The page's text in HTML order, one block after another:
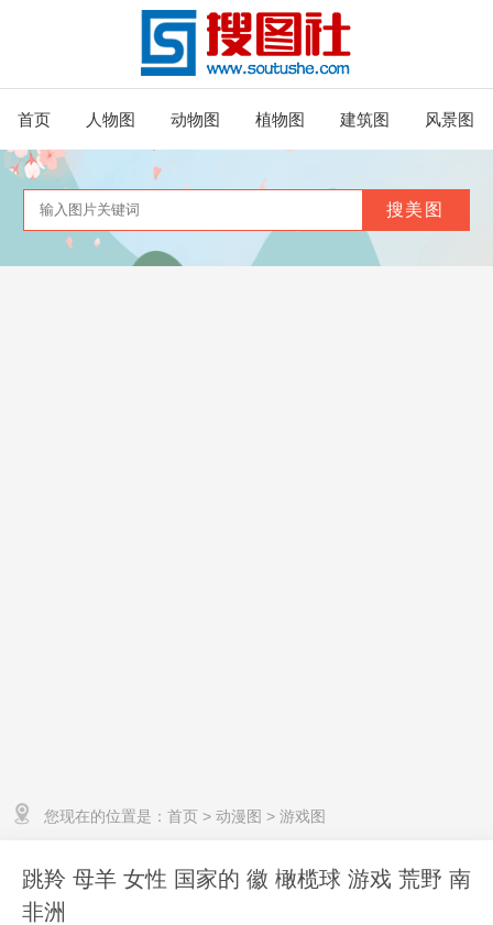
首页 人物图 动物图 植物图 建筑图 风景图
您现在的位置是： 首页 > 动漫图 > 游戏图
跳羚 母羊 女性 国家的 徽 橄榄球 游戏 荒野 南
非洲